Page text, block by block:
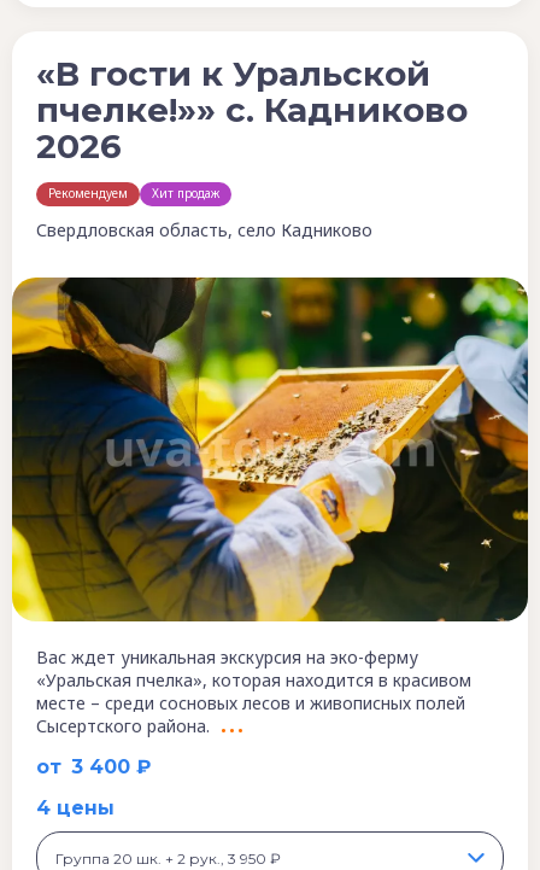
от 3 400 ₽
«В гости к Уральской
пчелке!»» с. Кадниково
2026
Рекомендуем Хит продаж
Свердловская область, село Кадниково
Вас ждет уникальная экскурсия на эко-ферму
«Уральская пчелка», которая находится в красивом
месте – среди сосновых лесов и живописных полей
Сысертского района.
4 цены
Группа 20 шк. + 2 рук., 3 950 ₽